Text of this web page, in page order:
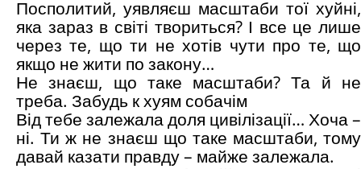
Посполитий, уявляєш масштаби тої хуйні,
яка зараз в світі твориться? І все це лише
через те, що ти не хотів чути про те, що
якщо не жити по закону…
Не знаєш, що таке масштаби? Та й не
треба. Забудь к хуям собачім
Від тебе залежала доля цивілізації… Хоча –
ні. Ти ж не знаєш що таке масштаби, тому
давай казати правду – майже залежала.